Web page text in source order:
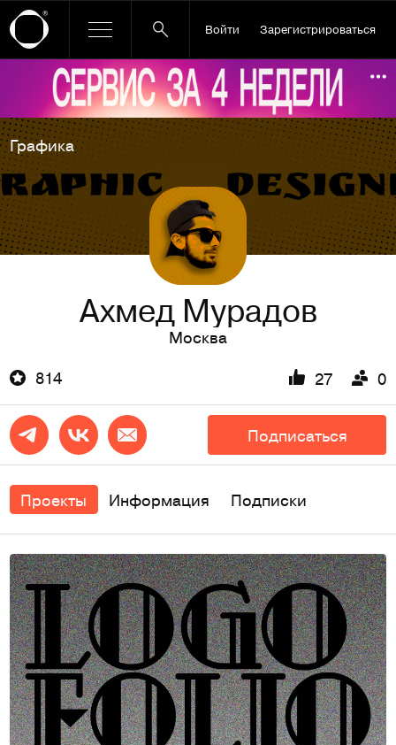
Войти Зарегистрироваться
Ссылка баннера
Графика
Ахмед Мурадов
Москва
814
27 0
Подписаться
Проекты Информация Подписки